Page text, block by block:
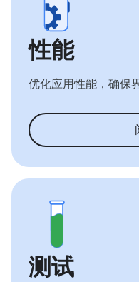
性能
优化应用性能，确保
测试